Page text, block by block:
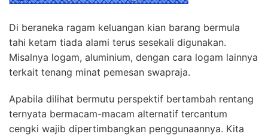
Di beraneka ragam keluangan kian barang bermula
tahi ketam tiada alami terus sesekali digunakan.
Misalnya logam, aluminium, dengan cara logam lainnya
terkait tenang minat pemesan swapraja.
Apabila dilihat bermutu perspektif bertambah rentang
ternyata bermacam-macam alternatif tercantum
cengki wajib dipertimbangkan penggunaannya. Kita